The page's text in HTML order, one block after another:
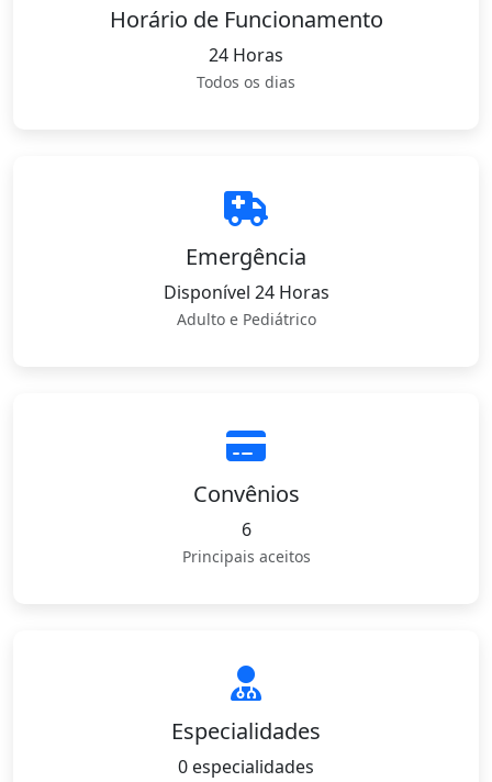
Horário de Funcionamento
24 Horas
Todos os dias
Emergência
Disponível 24 Horas
Adulto e Pediátrico
Convênios
6
Principais aceitos
Especialidades
0 especialidades